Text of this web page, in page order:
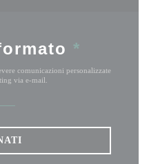
*
comunicazioni personalizzate
via e-mail.